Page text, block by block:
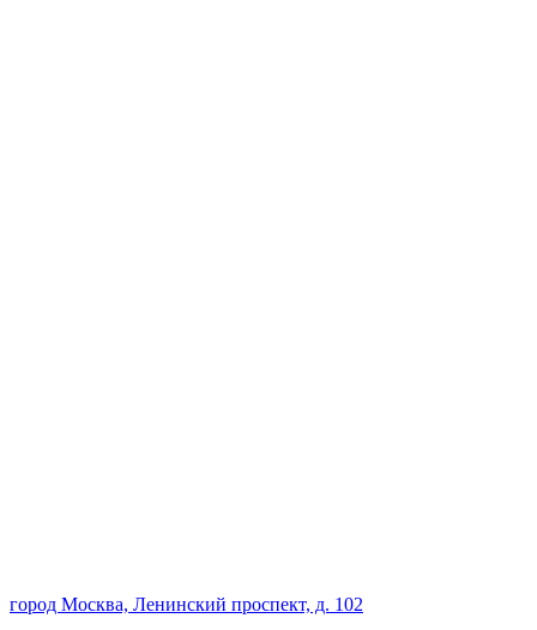
город Москва, Ленинский проспект, д. 102